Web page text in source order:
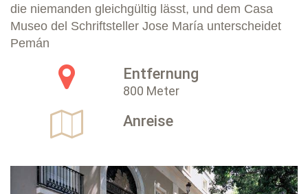
die niemanden gleichgültig lässt, und dem Casa
Museo del Schriftsteller Jose María unterscheidet
Pemán
Entfernung
800 Meter
Anreise
Previous Next